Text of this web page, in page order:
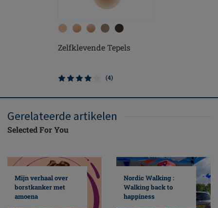
Zelfklevende Tepels
(4)
Gerelateerde artikelen
Selected For You
Mijn verhaal over
borstkanker met
amoena
Nordic Walking :
Walking back to
happiness